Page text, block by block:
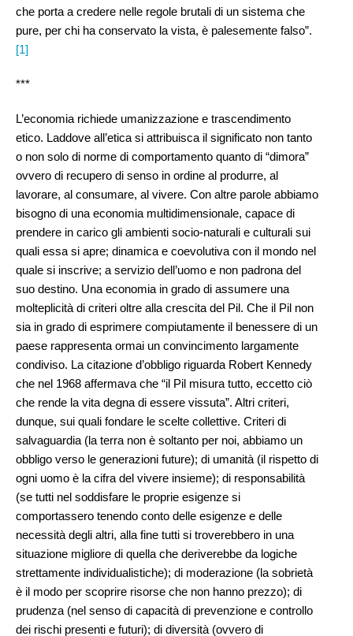
che porta a credere nelle regole brutali di un sistema che
pure, per chi ha conservato la vista, è palesemente falso”.
[1]
***
L’economia richiede umanizzazione e trascendimento
etico. Laddove all’etica si attribuisca il significato non tanto
o non solo di norme di comportamento quanto di “dimora”
ovvero di recupero di senso in ordine al produrre, al
lavorare, al consumare, al vivere. Con altre parole abbiamo
bisogno di una economia multidimensionale, capace di
prendere in carico gli ambienti socio-naturali e culturali sui
quali essa si apre; dinamica e coevolutiva con il mondo nel
quale si inscrive; a servizio dell’uomo e non padrona del
suo destino. Una economia in grado di assumere una
molteplicità di criteri oltre alla crescita del Pil. Che il Pil non
sia in grado di esprimere compiutamente il benessere di un
paese rappresenta ormai un convincimento largamente
condiviso. La citazione d’obbligo riguarda Robert Kennedy
che nel 1968 affermava che “il Pil misura tutto, eccetto ciò
che rende la vita degna di essere vissuta”. Altri criteri,
dunque, sui quali fondare le scelte collettive. Criteri di
salvaguardia (la terra non è soltanto per noi, abbiamo un
obbligo verso le generazioni future); di umanità (il rispetto di
ogni uomo è la cifra del vivere insieme); di responsabilità
(se tutti nel soddisfare le proprie esigenze si
comportassero tenendo conto delle esigenze e delle
necessità degli altri, alla fine tutti si troverebbero in una
situazione migliore di quella che deriverebbe da logiche
strettamente individualistiche); di moderazione (la sobrietà
è il modo per scoprire risorse che non hanno prezzo); di
prudenza (nel senso di capacità di prevenzione e controllo
dei rischi presenti e futuri); di diversità (ovvero di